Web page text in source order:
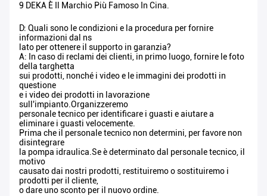
9 DEKA È Il Marchio Più Famoso In Cina.
D: Quali sono le condizioni e la procedura per fornire
informazioni dal ns
lato per ottenere il supporto in garanzia?
A: In caso di reclami dei clienti, in primo luogo, fornire le foto
della targhetta
sui prodotti, nonché i video e le immagini dei prodotti in
questione
e i video dei prodotti in lavorazione
sull'impianto.Organizzeremo
personale tecnico per identificare i guasti e aiutare a
eliminare i guasti velocemente.
Prima che il personale tecnico non determini, per favore non
disintegrare
la pompa idraulica.Se è determinato dal personale tecnico, il
motivo
causato dai nostri prodotti, restituiremo o sostituiremo i
prodotti per il cliente,
o dare uno sconto per il nuovo ordine.